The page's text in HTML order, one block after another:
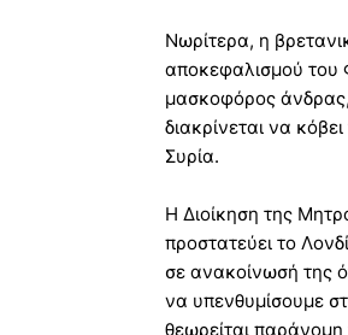
Νωρίτερα, η
αποκεφαλισμού του
μασκοφόρος άνδρας,
διακρίνεται να
Συρία.
Η Διοίκηση της
προστατεύει το
σε ανακοίνωσή της
να υπενθυμίσουμε
θεωρείται